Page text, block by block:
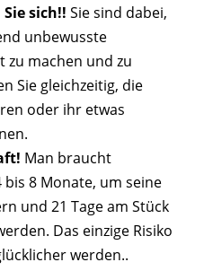
sich!! Sie sind dabei,
unbewusste
zu machen und zu
Sie gleichzeitig, die
oder ihr etwas
Man braucht
8 Monate, um seine
und 21 Tage am Stück
Das einzige Risiko
werden..